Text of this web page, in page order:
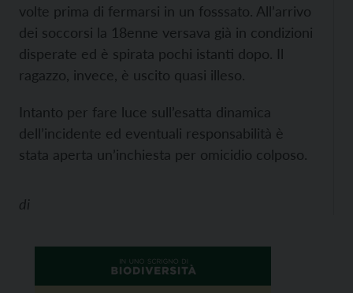
volte prima di fermarsi in un fosssato. All’arrivo
dei soccorsi la 18enne versava già in condizioni
disperate ed è spirata pochi istanti dopo. Il
ragazzo, invece, è uscito quasi illeso.
Intanto per fare luce sull’esatta dinamica
dell’incidente ed eventuali responsabilità è
stata aperta un’inchiesta per omicidio colposo.
di